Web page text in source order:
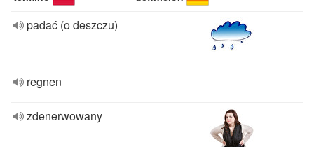
padać (o deszczu)
regnen
zdenerwowany